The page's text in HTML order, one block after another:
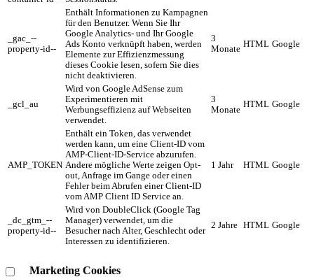
_gac_--
property-id--
Enthält Informationen zu Kampagnen
für den Benutzer. Wenn Sie Ihr
Google Analytics- und Ihr Google
Ads Konto verknüpft haben, werden
Elemente zur Effizienzmessung
dieses Cookie lesen, sofern Sie dies
nicht deaktivieren.
3
Monate HTML Google
_gcl_au
Wird von Google AdSense zum
Experimentieren mit
Werbungseffizienz auf Webseiten
verwendet.
3
Monate
HTML Google
AMP_TOKEN
Enthält ein Token, das verwendet
werden kann, um eine Client-ID vom
AMP-Client-ID-Service abzurufen.
Andere mögliche Werte zeigen Opt-
out, Anfrage im Gange oder einen
Fehler beim Abrufen einer Client-ID
vom AMP Client ID Service an.
1 Jahr HTML Google
_dc_gtm_--
property-id--
Wird von DoubleClick (Google Tag
Manager) verwendet, um die
Besucher nach Alter, Geschlecht oder
Interessen zu identifizieren.
2 Jahre HTML Google
Marketing Cookies